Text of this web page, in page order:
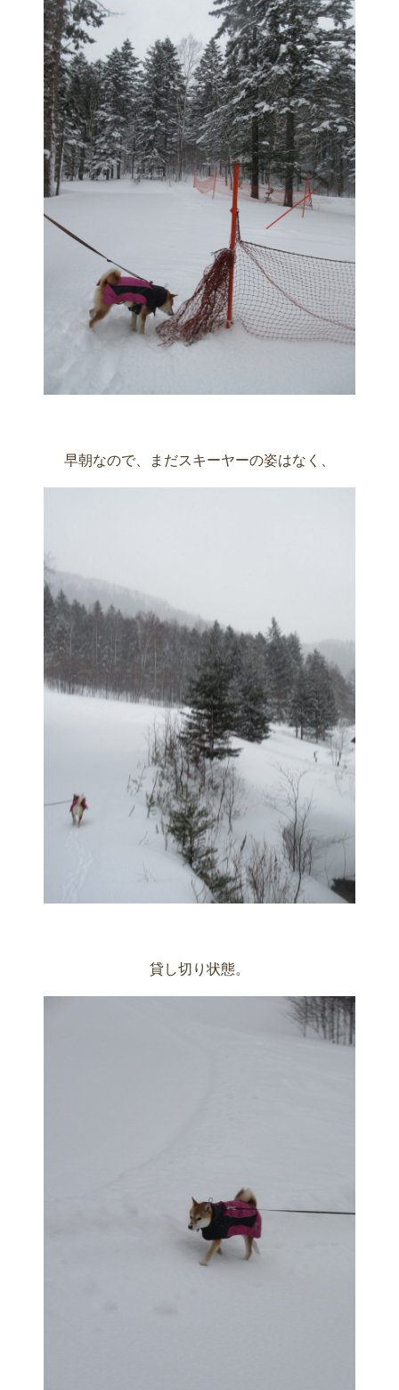
早朝なので、まだスキーヤーの姿はなく、
貸し切り状態。